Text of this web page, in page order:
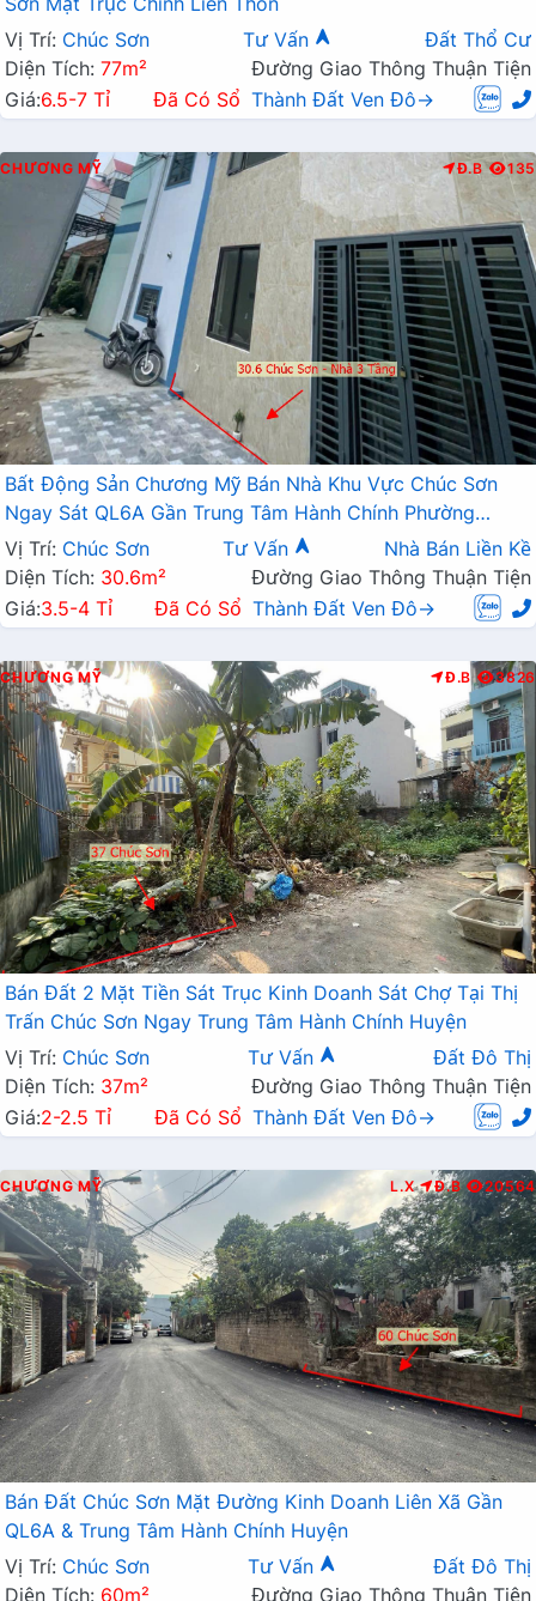
Vị Trí: Chúc Sơn Tư Vấn
Đất Thổ Cư
Diện Tích: 77m²
Đường Giao Thông Thuận Tiện
Giá:6.5-7 Tỉ Đã Có Sổ Thành Đất Ven Đô→
CHƯƠNG MỸ Đ.B 135
Bất Động Sản Chương Mỹ Bán Nhà Khu Vực Chúc Sơn
Ngay Sát QL6A Gần Trung Tâm Hành Chính Phường
Chương Mỹ
Vị Trí: Chúc Sơn Tư Vấn
Nhà Bán Liền Kề
Diện Tích: 30.6m²
Đường Giao Thông Thuận Tiện
Giá:3.5-4 Tỉ Đã Có Sổ Thành Đất Ven Đô→
CHƯƠNG MỸ Đ.B 3826
Bán Đất 2 Mặt Tiền Sát Trục Kinh Doanh Sát Chợ Tại Thị
Trấn Chúc Sơn Ngay Trung Tâm Hành Chính Huyện
Vị Trí: Chúc Sơn Tư Vấn
Đất Đô Thị
Diện Tích: 37m²
Đường Giao Thông Thuận Tiện
Giá:2-2.5 Tỉ Đã Có Sổ Thành Đất Ven Đô→
CHƯƠNG MỸ L.X Đ.B 20564
Bán Đất Chúc Sơn Mặt Đường Kinh Doanh Liên Xã Gần
QL6A & Trung Tâm Hành Chính Huyện
Vị Trí: Chúc Sơn Tư Vấn
Đất Đô Thị
Diện Tích: 60m² Đường Giao Thông Thuận Tiện